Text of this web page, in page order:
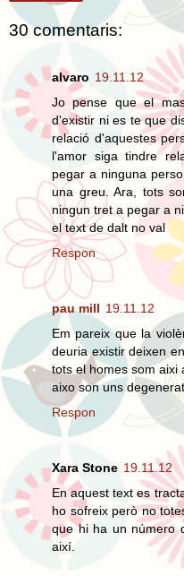
30 comentaris:
alvaro 19.11.12
Jo pense que el
d'existir ni es te que
relació d'aquestes
l'amor siga tindre
pegar a ninguna
una greu. Ara, tots
ningun tret a pegar a
el text de dalt no val
Respon
pau mill 19.11.12
Em pareix que la
deuria existir deixen
tots el homes som aixi
aixo son uns
Respon
Xara Stone 19.11.12
En aquest text es
ho sofreix però no
que hi ha un número
així.